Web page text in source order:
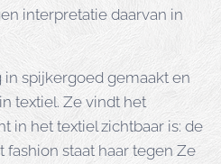
interpretatie daarvan in
spijkergoed gemaakt en
textiel. Ze vindt het
in het textiel zichtbaar is: de
fashion staat haar tegen Ze